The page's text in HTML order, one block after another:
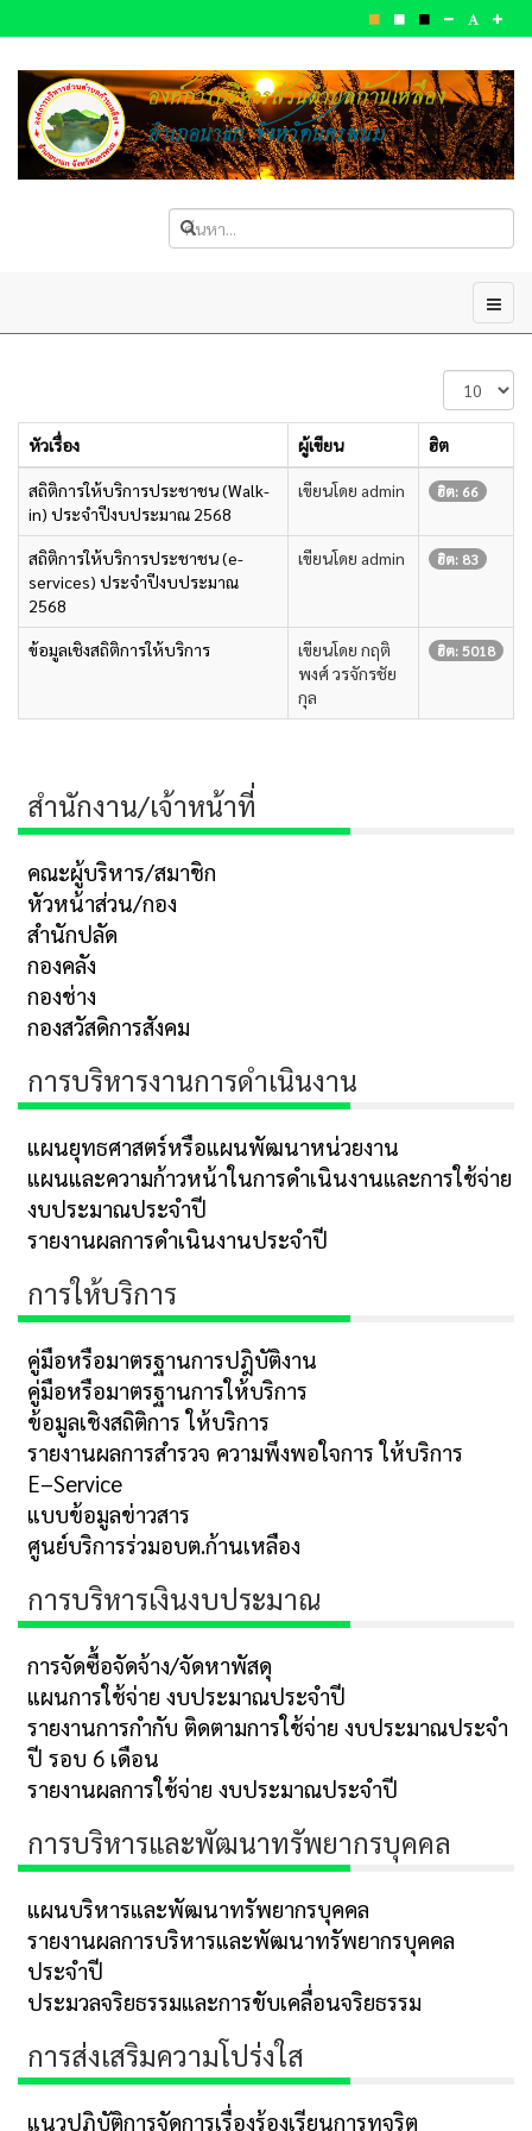
แสดง
#
หัวเรื่อง
ผู้เขียน ฮิต
สถิติการให้บริการประชาชน (Walk-
in) ประจำปีงบประมาณ 2568
เขียนโดย admin ฮิต: 66
สถิติการให้บริการประชาชน (e-
services) ประจำปีงบประมาณ
2568
เขียนโดย admin ฮิต: 83
ข้อมูลเชิงสถิติการให้บริการ
เขียนโดย กฤติ
พงศ์ วรจักรชัย
กุล
ฮิต: 5018
สำนักงาน/เจ้าหน้าที่
คณะผู้บริหาร/สมาชิก
หัวหน้าส่วน/กอง
สำนักปลัด
กองคลัง
กองช่าง
กองสวัสดิการสังคม
การบริหารงานการดำเนินงาน
แผนยุทธศาสตร์หรือแผนพัฒนาหน่วยงาน
แผนและความก้าวหน้าในการดำเนินงานและการใช้จ่าย
งบประมาณประจำปี
รายงานผลการดำเนินงานประจำปี
การให้บริการ
คู่มือหรือมาตรฐานการปฎิบัติงาน
คู่มือหรือมาตรฐานการให้บริการ
ข้อมูลเชิงสถิติการ ให้บริการ
รายงานผลการสำรวจ ความพึงพอใจการ ให้บริการ
E–Service
แบบข้อมูลข่าวสาร
ศูนย์บริการร่วมอบต.ก้านเหลือง
การบริหารเงินงบประมาณ
การจัดซื้อจัดจ้าง/จัดหาพัสดุ
แผนการใช้จ่าย งบประมาณประจำปี
รายงานการกำกับ ติดตามการใช้จ่าย งบประมาณประจำ
ปี รอบ 6 เดือน
รายงานผลการใช้จ่าย งบประมาณประจำปี
การบริหารและพัฒนาทรัพยากรบุคคล
แผนบริหารและพัฒนาทรัพยากรบุคคล
รายงานผลการบริหารและพัฒนาทรัพยากรบุคคล
ประจำปี
ประมวลจริยธรรมและการขับเคลื่อนจริยธรรม
การส่งเสริมความโปร่งใส
แนวปฏิบัติการจัดการเรื่องร้องเรียนการทุจริต